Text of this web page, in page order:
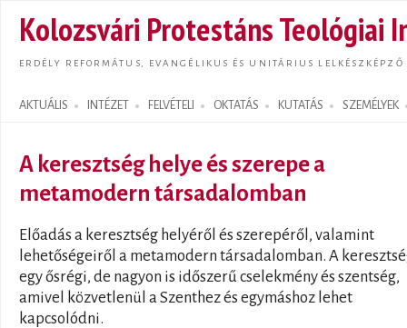
Kolozsvári Protestáns Teológiai
ERDÉLY REFORMÁTUS, EVANGÉLIKUS ÉS UNITÁRIUS LELKÉSZKÉPZŐ
AKTUÁLIS INTÉZET FELVÉTELI OKTATÁS KUTATÁS SZEMÉLYEK
Search form
A keresztség helye és szerepe a
metamodern társadalomban
Előadás a keresztség helyéről és szerepéről, valamint
lehetőségeiről a metamodern társadalomban. A
egy ősrégi, de nagyon is időszerű cselekmény és szentség,
amivel közvetlenül a Szenthez és egymáshoz lehet
kapcsolódni.